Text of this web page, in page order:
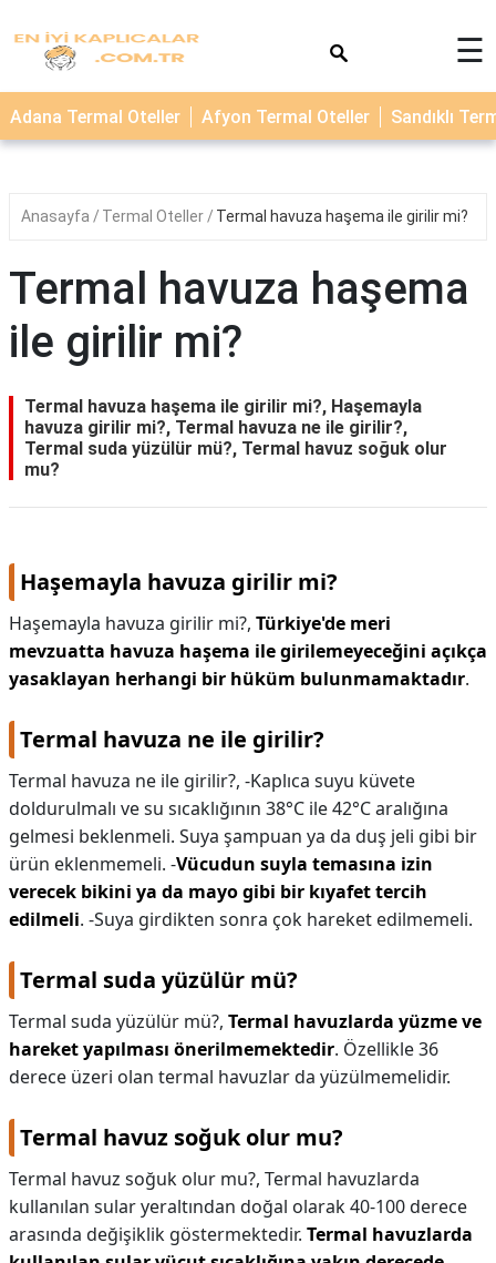
TERMAL
OTELLER
☰
Adana Termal Oteller Afyon Termal Oteller Sandıklı
Anasayfa Termal Oteller Termal havuza haşema ile girilir mi?
Termal havuza haşema
ile girilir mi?
Termal havuza haşema ile girilir mi?, Haşemayla
havuza girilir mi?, Termal havuza ne ile girilir?,
Termal suda yüzülür mü?, Termal havuz soğuk olur
mu?
Haşemayla havuza girilir mi?
Haşemayla havuza girilir mi?, Türkiye'de meri
mevzuatta havuza haşema ile girilemeyeceğini açıkça
yasaklayan herhangi bir hüküm bulunmamaktadır.
Termal havuza ne ile girilir?
Termal havuza ne ile girilir?, -Kaplıca suyu küvete
doldurulmalı ve su sıcaklığının 38°C ile 42°C aralığına
gelmesi beklenmeli. Suya şampuan ya da duş jeli gibi bir
ürün eklenmemeli. -Vücudun suyla temasına izin
verecek bikini ya da mayo gibi bir kıyafet tercih
edilmeli. -Suya girdikten sonra çok hareket edilmemeli.
Termal suda yüzülür mü?
Termal suda yüzülür mü?, Termal havuzlarda yüzme ve
hareket yapılması önerilmemektedir. Özellikle 36
derece üzeri olan termal havuzlar da yüzülmemelidir.
Termal havuz soğuk olur mu?
Termal havuz soğuk olur mu?, Termal havuzlarda
kullanılan sular yeraltından doğal olarak 40-100 derece
arasında değişiklik göstermektedir. Termal havuzlarda